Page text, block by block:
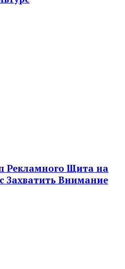
Рекламного Щита на
Захватить Внимание